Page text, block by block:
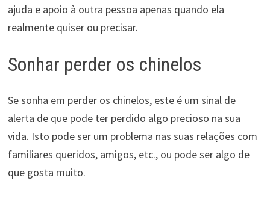
ajuda e apoio à outra pessoa apenas quando ela
realmente quiser ou precisar.
Sonhar perder os chinelos
Se sonha em perder os chinelos, este é um sinal de
alerta de que pode ter perdido algo precioso na sua
vida. Isto pode ser um problema nas suas relações com
familiares queridos, amigos, etc., ou pode ser algo de
que gosta muito.